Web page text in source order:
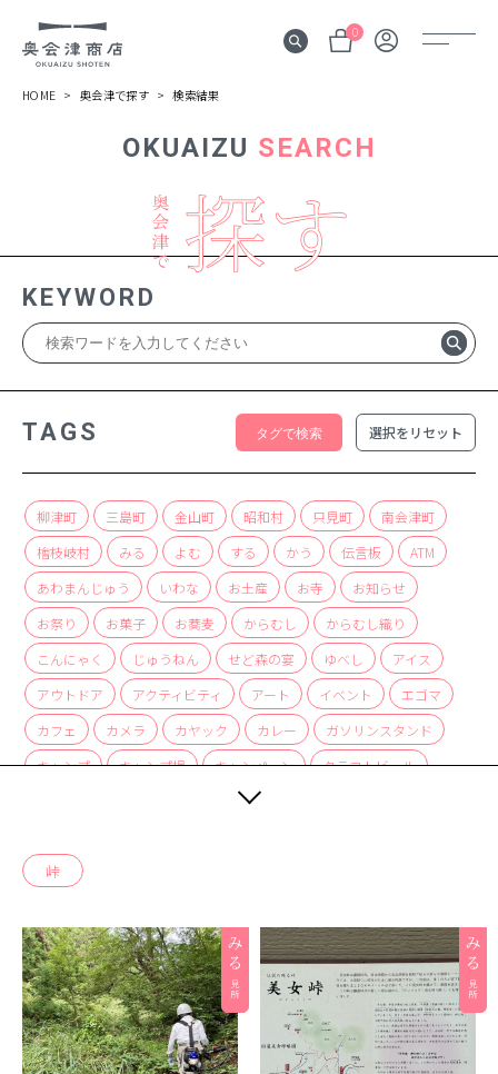
0
伝言板
みる
よむ
記事
する
体験
かう
商品
検索
ABOUT
相談窓口
アクセス
お問い合わせ
OKUAIZU SEARCH
HOME 奥会津で探す 検索結果
KEYWORD
TAGS 選択をリセット
柳津町 三島町 金山町 昭和村 只見町
南会津町
檜枝岐村
みる よむ する かう 伝言板
ATM
あわまんじゅう
いわな お土産 お寺
お知らせ
お祭り
お菓子 お蕎麦 からむし
からむし織り
こんにゃく
じゅうねん せど森の宴 ゆべし
アイス
アウトドア
アクティビティ アート イベント
エゴマ
カフェ
カメラ カヤック カレー
ガソリンスタンド
キャンプ
キャンプ場 キャンペーン
クラフトビール
ゲストハウス
スーパーマーケット
ピザ
フェス ホームセンター ホール
ポケモン
マルシェ
ラーメン ワークショップ 一棟貸し
七夕列車
三島地鶏
会津地鶏 会津木綿 会社
伝統工芸
伝統工芸品
伝統文化 体験 体験ツアー
健康
峠